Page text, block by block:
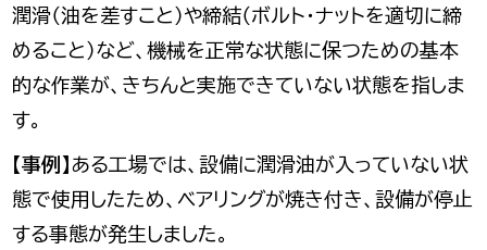
潤滑（油を差すこと）や締結（ボルト・ナットを適切に締
めること）など、機械を正常な状態に保つための基本
的な作業が、きちんと実施できていない状態を指しま
す。
【事例】 ある工場では、設備に潤滑油が入っていない状
態で使用したため、ベアリングが焼き付き、設備が停止
する事態が発生しました。